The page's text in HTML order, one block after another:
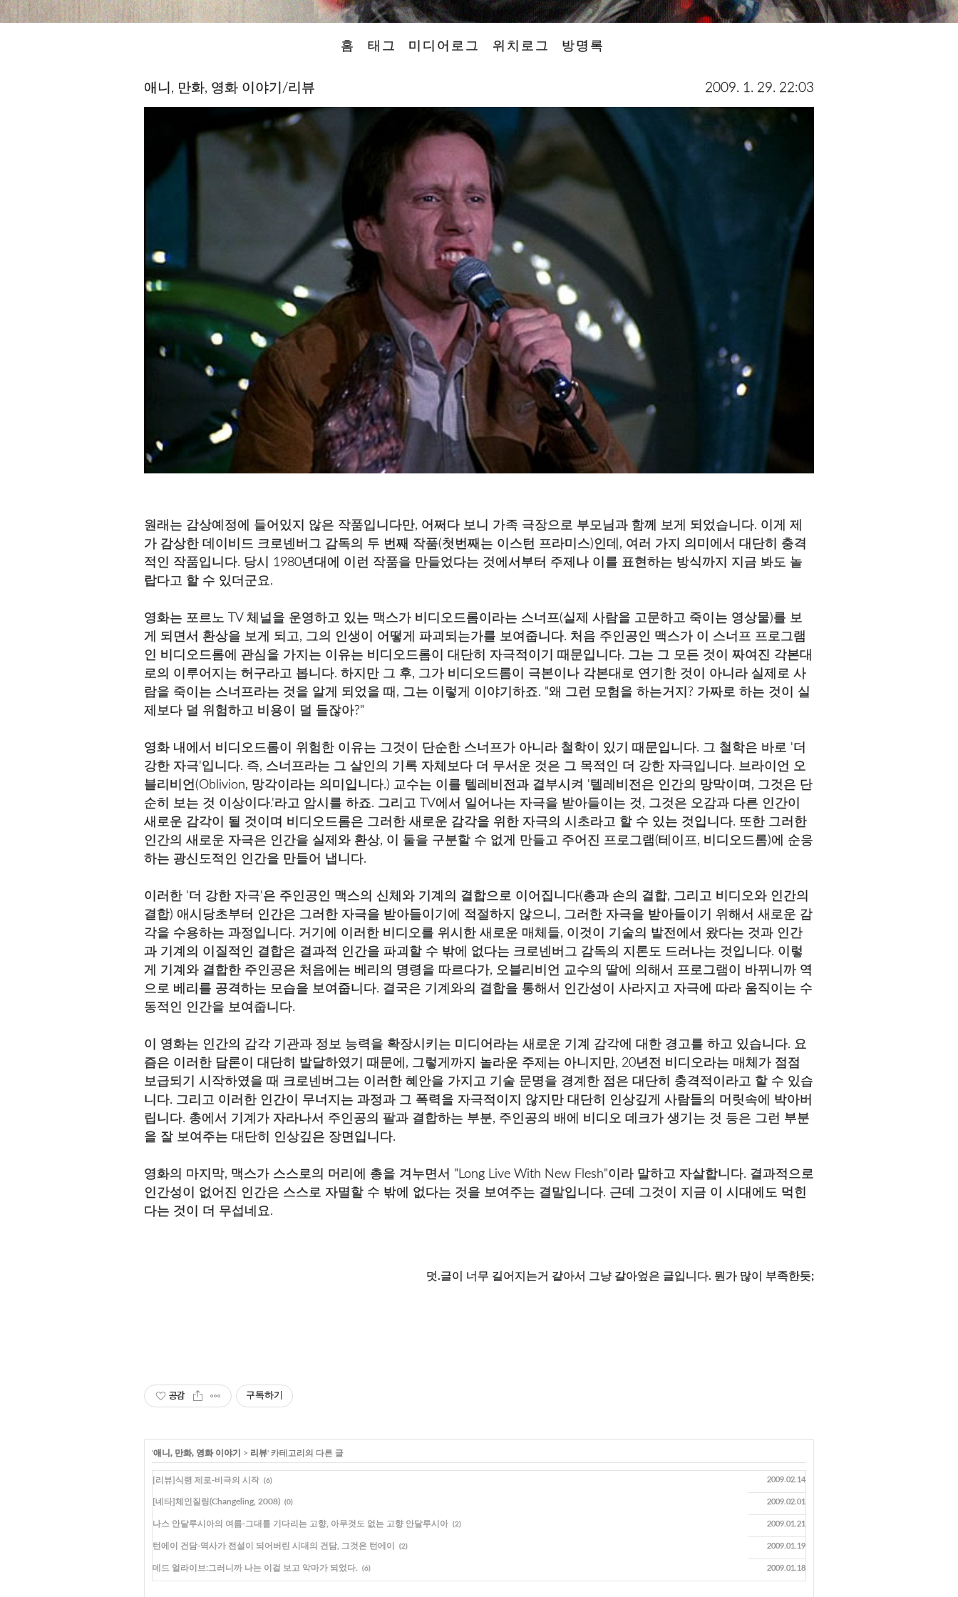
홈 태그 미디어로그 위치로그 방명록
애니, 만화, 영화 이야기/리뷰 2009. 1. 29. 22:03
원래는 감상예정에 들어있지 않은 작품입니다만, 어쩌다 보니 가족 극장으로 부모님과 함께 보게 되었습니다. 이게 제
가 감상한 데이비드 크로넨버그 감독의 두 번째 작품(첫번째는 이스턴 프라미스)인데, 여러 가지 의미에서 대단히 충격
적인 작품입니다. 당시 1980년대에 이런 작품을 만들었다는 것에서부터 주제나 이를 표현하는 방식까지 지금 봐도 놀
랍다고 할 수 있더군요.
영화는 포르노 TV 체널을 운영하고 있는 맥스가 비디오드롬이라는 스너프(실제 사람을 고문하고 죽이는 영상물)를 보
게 되면서 환상을 보게 되고, 그의 인생이 어떻게 파괴되는가를 보여줍니다. 처음 주인공인 맥스가 이 스너프 프로그램
인 비디오드롬에 관심을 가지는 이유는 비디오드롬이 대단히 자극적이기 때문입니다. 그는 그 모든 것이 짜여진 각본대
로의 이루어지는 허구라고 봅니다. 하지만 그 후, 그가 비디오드롬이 극본이나 각본대로 연기한 것이 아니라 실제로 사
람을 죽이는 스너프라는 것을 알게 되었을 때, 그는 이렇게 이야기하죠. "왜 그런 모험을 하는거지? 가짜로 하는 것이 실
제보다 덜 위험하고 비용이 덜 들잖아?"
영화 내에서 비디오드롬이 위험한 이유는 그것이 단순한 스너프가 아니라 철학이 있기 때문입니다. 그 철학은 바로 '더
강한 자극'입니다. 즉, 스너프라는 그 살인의 기록 자체보다 더 무서운 것은 그 목적인 더 강한 자극입니다. 브라이언 오
블리비언(Oblivion, 망각이라는 의미입니다.) 교수는 이를 텔레비전과 결부시켜 '텔레비전은 인간의 망막이며, 그것은 단
순히 보는 것 이상이다.'라고 암시를 하죠. 그리고 TV에서 일어나는 자극을 받아들이는 것, 그것은 오감과 다른 인간이
새로운 감각이 될 것이며 비디오드롬은 그러한 새로운 감각을 위한 자극의 시초라고 할 수 있는 것입니다. 또한 그러한
인간의 새로운 자극은 인간을 실제와 환상, 이 둘을 구분할 수 없게 만들고 주어진 프로그램(테이프, 비디오드롬)에 순응
하는 광신도적인 인간을 만들어 냅니다.
이러한 '더 강한 자극'은 주인공인 맥스의 신체와 기계의 결합으로 이어집니다(총과 손의 결합, 그리고 비디오와 인간의
결합) 애시당초부터 인간은 그러한 자극을 받아들이기에 적절하지 않으니, 그러한 자극을 받아들이기 위해서 새로운 감
각을 수용하는 과정입니다. 거기에 이러한 비디오를 위시한 새로운 매체들, 이것이 기술의 발전에서 왔다는 것과 인간
과 기계의 이질적인 결합은 결과적 인간을 파괴할 수 밖에 없다는 크로넨버그 감독의 지론도 드러나는 것입니다. 이렇
게 기계와 결합한 주인공은 처음에는 베리의 명령을 따르다가, 오블리비언 교수의 딸에 의해서 프로그램이 바뀌니까 역
으로 베리를 공격하는 모습을 보여줍니다. 결국은 기계와의 결합을 통해서 인간성이 사라지고 자극에 따라 움직이는 수
동적인 인간을 보여줍니다.
이 영화는 인간의 감각 기관과 정보 능력을 확장시키는 미디어라는 새로운 기계 감각에 대한 경고를 하고 있습니다. 요
즘은 이러한 담론이 대단히 발달하였기 때문에, 그렇게까지 놀라운 주제는 아니지만, 20년전 비디오라는 매체가 점점
보급되기 시작하였을 때 크로넨버그는 이러한 혜안을 가지고 기술 문명을 경계한 점은 대단히 충격적이라고 할 수 있습
니다. 그리고 이러한 인간이 무너지는 과정과 그 폭력을 자극적이지 않지만 대단히 인상깊게 사람들의 머릿속에 박아버
립니다. 총에서 기계가 자라나서 주인공의 팔과 결합하는 부분, 주인공의 배에 비디오 데크가 생기는 것 등은 그런 부분
을 잘 보여주는 대단히 인상깊은 장면입니다.
영화의 마지막, 맥스가 스스로의 머리에 총을 겨누면서 "Long Live With New Flesh"이라 말하고 자살합니다. 결과적으로
인간성이 없어진 인간은 스스로 자멸할 수 밖에 없다는 것을 보여주는 결말입니다. 근데 그것이 지금 이 시대에도 먹힌
다는 것이 더 무섭네요.
덧.글이 너무 길어지는거 같아서 그냥 갈아엎은 글입니다. 뭔가 많이 부족한듯;
공감 구독하기
'애니, 만화, 영화 이야기 > 리뷰' 카테고리의 다른 글
[리뷰]식령 제로-비극의 시작 (6) 2009.02.14
[네타]체인질링(Changeling, 2008) (0) 2009.02.01
나스 안달루시아의 여름-그대를 기다리는 고향, 아무것도 없는 고향 안달루시아 (2) 2009.01.21
턴에이 건담-역사가 전설이 되어버린 시대의 건담, 그것은 턴에이 (2) 2009.01.19
데드 얼라이브:그러니까 나는 이걸 보고 악마가 되었다. (6) 2009.01.18